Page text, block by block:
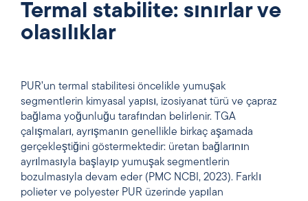
Termal stabilite: sınırlar ve
olasılıklar
PUR’un termal stabilitesi öncelikle yumuşak
segmentlerin kimyasal yapısı, izosiyanat türü ve çapraz
bağlama yoğunluğu tarafından belirlenir. TGA
çalışmaları, ayrışmanın genellikle birkaç aşamada
gerçekleştiğini göstermektedir: üretan bağlarının
ayrılmasıyla başlayıp yumuşak segmentlerin
bozulmasıyla devam eder (PMC NCBI, 2023). Farklı
polieter ve polyester PUR üzerinde yapılan